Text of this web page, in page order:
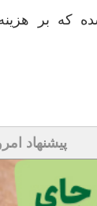
که بر هزینه
پیشنهاد